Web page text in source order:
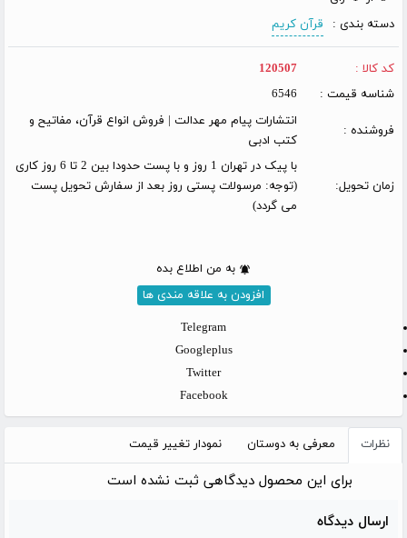
دسته بندی :
قرآن کریم
کد کالا :
120507
شناسه قیمت :
6546
فروشنده :
انتشارات پیام مهر عدالت | فروش انواع قرآن، مفاتیح و
کتب ادبی
زمان تحویل:
با پیک در تهران 1 روز و با پست حدودا بین 2 تا 6 روز کاری
(توجه: مرسولات پستی روز بعد از سفارش تحویل پست
می گردد)
به من اطلاع بده
افزودن به علاقه مندی ها
Telegram
Googleplus
Twitter
Facebook
نظرات معرفی به دوستان نمودار تغییر قیمت
برای این محصول دیدگاهی ثبت نشده است
ارسال دیدگاه